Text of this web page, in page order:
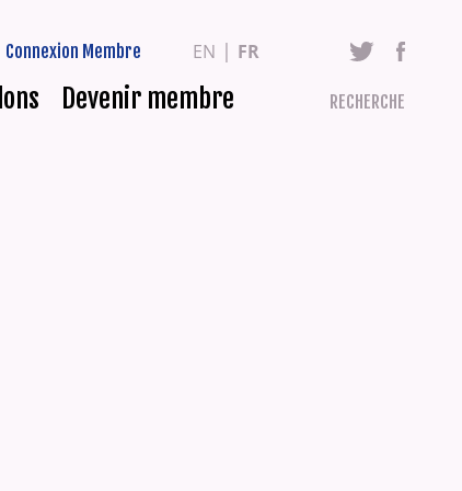
Connexion Membre
Devenir membre RECHERCHE
EN FR